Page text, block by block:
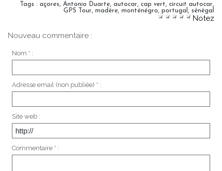
Tags : açores, Antonio Duarte, autocar, cap vert, circuit autocar,
GPS Tour, madère, monténégro, portugal , sénégal
Notez
Nouveau commentaire :
Nom * :
Adresse email (non publiée) * :
Site web :
Commentaire * :